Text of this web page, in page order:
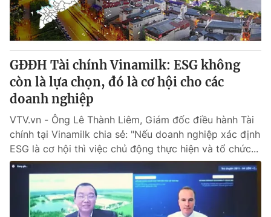
GĐĐH Tài chính Vinamilk: ESG không
còn là lựa chọn, đó là cơ hội cho các
doanh nghiệp
VTV.vn - Ông Lê Thành Liêm, Giám đốc điều hành Tài
chính tại Vinamilk chia sẻ: "Nếu doanh nghiệp xác định
ESG là cơ hội thì việc chủ động thực hiện và tổ chức...